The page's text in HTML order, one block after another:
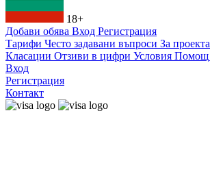
18+
Добави обява Вход Регистрация
Тарифи Често задавани въпроси За проекта
Класации Отзиви в цифри Условия Помощ
Вход
Регистрация
Контакт